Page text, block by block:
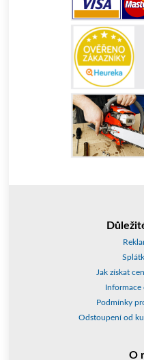
Jak získat
Informace
Podmínky
Odstoupení od
O